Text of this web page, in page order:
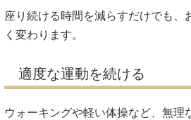
座り続ける時間を減らすだけでも、
く変わります。
適度な運動を続ける
ウォーキングや軽い体操など、無理